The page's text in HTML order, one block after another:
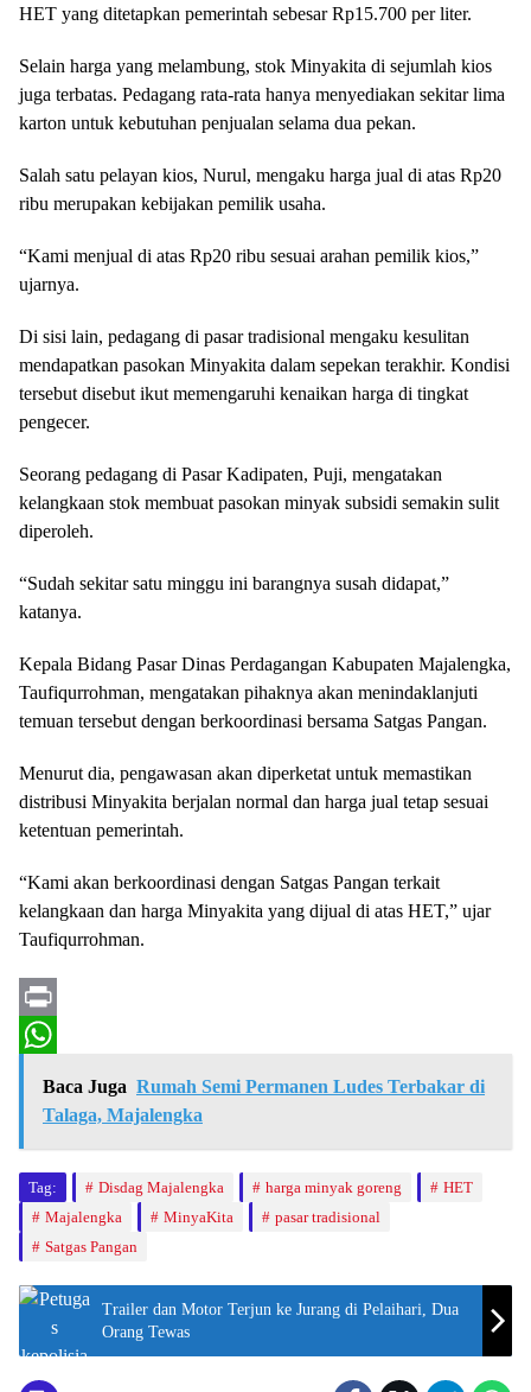
HET yang ditetapkan pemerintah sebesar Rp15.700 per liter.
Selain harga yang melambung, stok Minyakita di sejumlah kios
juga terbatas. Pedagang rata-rata hanya menyediakan sekitar lima
karton untuk kebutuhan penjualan selama dua pekan.
Salah satu pelayan kios, Nurul, mengaku harga jual di atas Rp20
ribu merupakan kebijakan pemilik usaha.
“Kami menjual di atas Rp20 ribu sesuai arahan pemilik kios,”
ujarnya.
Di sisi lain, pedagang di pasar tradisional mengaku kesulitan
mendapatkan pasokan Minyakita dalam sepekan terakhir. Kondisi
tersebut disebut ikut memengaruhi kenaikan harga di tingkat
pengecer.
Seorang pedagang di Pasar Kadipaten, Puji, mengatakan
kelangkaan stok membuat pasokan minyak subsidi semakin sulit
diperoleh.
“Sudah sekitar satu minggu ini barangnya susah didapat,”
katanya.
Kepala Bidang Pasar Dinas Perdagangan Kabupaten Majalengka,
Taufiqurrohman, mengatakan pihaknya akan menindaklanjuti
temuan tersebut dengan berkoordinasi bersama Satgas Pangan.
Menurut dia, pengawasan akan diperketat untuk memastikan
distribusi Minyakita berjalan normal dan harga jual tetap sesuai
ketentuan pemerintah.
“Kami akan berkoordinasi dengan Satgas Pangan terkait
kelangkaan dan harga Minyakita yang dijual di atas HET,” ujar
Taufiqurrohman.
P
n
a
A
p
Baca Juga Rumah Semi Permanen Ludes Terbakar di
Talaga, Majalengka
Tag: Disdag Majalengka harga minyak goreng
HET
Majalengka
MinyaKita
pasar tradisional
Satgas Pangan
Trailer dan Motor Terjun ke Jurang di Pelaihari, Dua
Orang Tewas